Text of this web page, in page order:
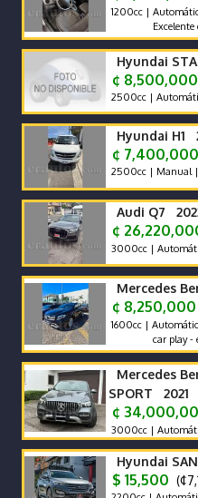
1200cc |
Excelente estado
Hyundai
¢ 8,500,000
2500cc |
Hyundai H1
¢ 7,400,000
2500cc | Manual |
Audi Q7
¢
3000cc |
Mercedes
¢ 8,250,000
1600cc |
car play -
Mercedes
SPORT 2021
¢
3000cc |
Hyundai
$ 15,500